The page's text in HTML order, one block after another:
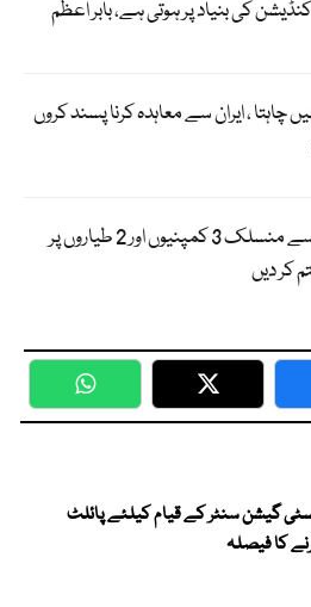
کی بنیاد پر ہوتی ہے، بابر اعظم
چاہتا ، ایران سے معاہدہ کرنا پسند کروں
امریکا نے ایران سے منسلک 3 کمپنیوں اور 2 طیاروں پر
کر دیں
WhatsApp Twitter
گیشن سنٹر کے قیام کیلئے پائلٹ
کا فیصلہ